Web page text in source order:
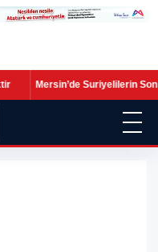
•Mersin’de Suriyelilerin Son